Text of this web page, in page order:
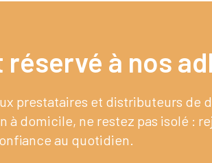
réservé à nos
prestataires et distributeurs
domicile, ne restez pas isolé :
au quotidien.